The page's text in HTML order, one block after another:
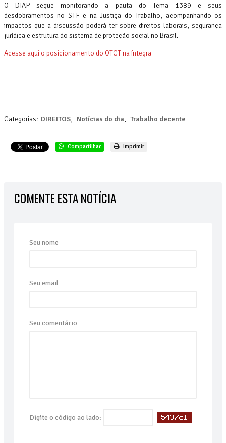
O DIAP segue monitorando a pauta do Tema 1389 e seus
desdobramentos no STF e na Justiça do Trabalho, acompanhando os
impactos que a discussão poderá ter sobre direitos laborais, segurança
jurídica e estrutura do sistema de proteção social no Brasil.
Acesse aqui o posicionamento do OTCT na íntegra
Categorias: DIREITOS, Notícias do dia, Trabalho decente
Compartilhar Imprimir
COMENTE ESTA NOTÍCIA
Seu nome
Seu email
Seu comentário
Digite o código ao lado: